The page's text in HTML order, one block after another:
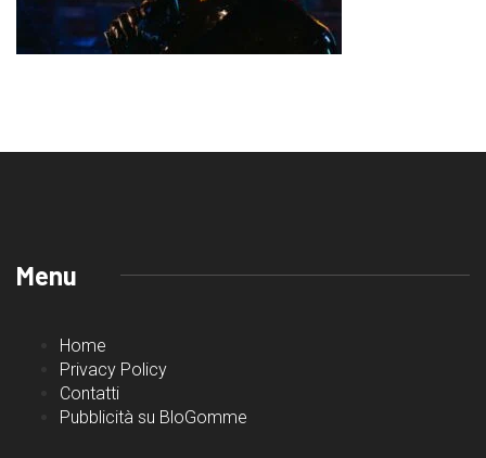
Menu
Home
Privacy Policy
Contatti
Pubblicità su BloGomme